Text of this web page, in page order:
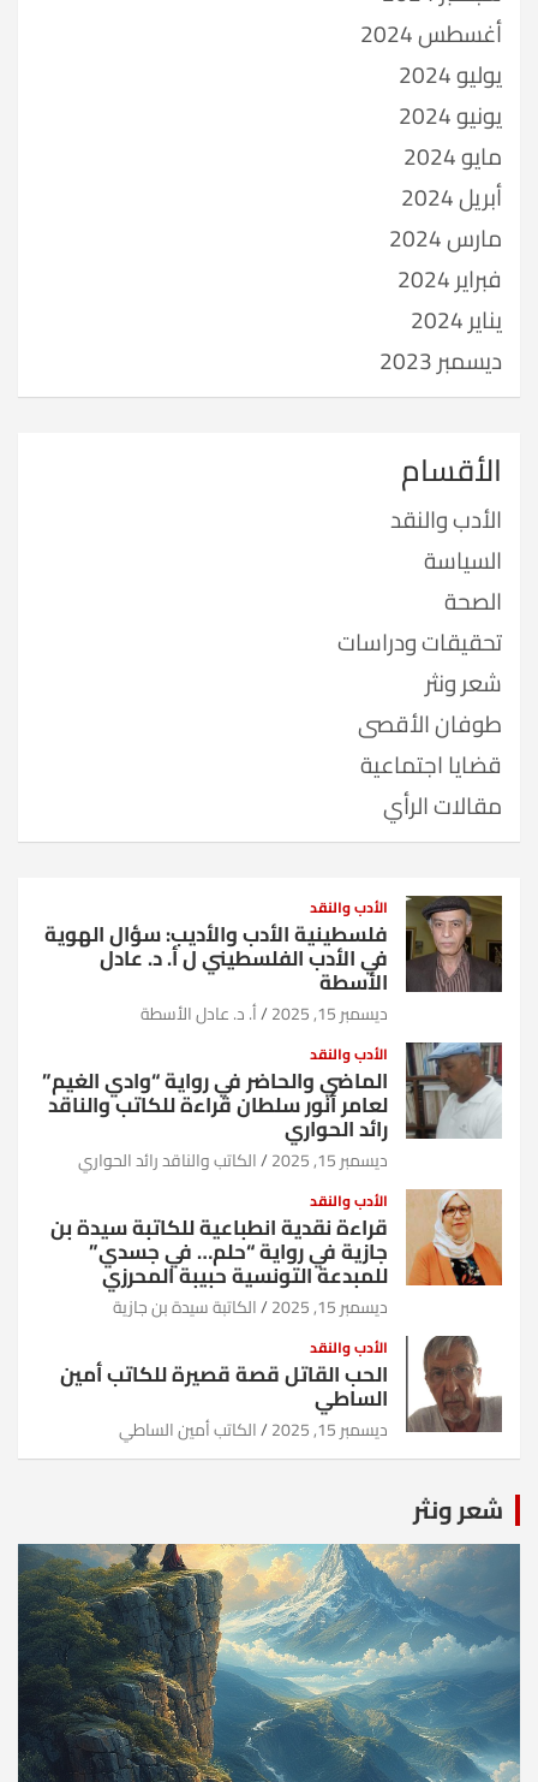
أغسطس 2024
يوليو 2024
يونيو 2024
مايو 2024
أبريل 2024
مارس 2024
فبراير 2024
يناير 2024
ديسمبر 2023
الأقسام
الأدب والنقد
السياسة
الصحة
تحقيقات ودراسات
شعر ونثر
طوفان الأقصى
قضايا اجتماعية
مقالات الرأي
الأدب والنقد
فلسطينية الأدب والأديب: سؤال الهوية
في الأدب الفلسطيني ل أ. د. عادل
الأسطة
ديسمبر 15, 2025 أ. د. عادل الأسطة
الأدب والنقد
الماضي والحاضر في رواية “وادي الغيم”
لعامر أنور سلطان قراءة للكاتب والناقد
رائد الحواري
ديسمبر 15, 2025 الكاتب والناقد رائد الحواري
الأدب والنقد
قراءة نقدية انطباعية للكاتبة سيدة بن
جازية في رواية “حلم… في جسدي”
للمبدعة التونسية حبيبة المحرزي
ديسمبر 15, 2025 الكاتبة سيدة بن جازية
الأدب والنقد
الحب القاتل قصة قصيرة للكاتب أمين
الساطي
ديسمبر 15, 2025 الكاتب أمين الساطي
شعر ونثر